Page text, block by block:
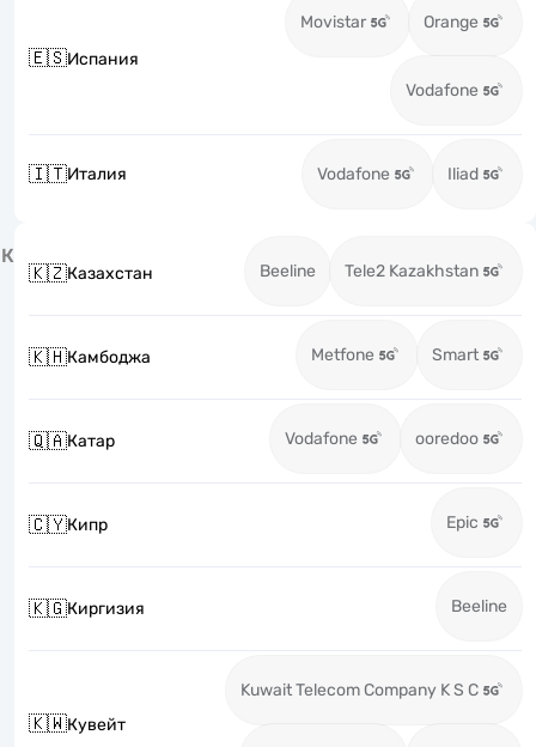
🇪🇸Испания
Movistar Orange
Vodafone
🇮🇹Италия Vodafone Iliad
К
🇰🇿Казахстан Beeline Tele2 Kazakhstan
🇰🇭Камбоджа Metfone Smart
🇶🇦Катар Vodafone ooredoo
🇨🇾Кипр Epic
🇰🇬Киргизия Beeline
🇰🇼Кувейт
Kuwait Telecom Company K S C